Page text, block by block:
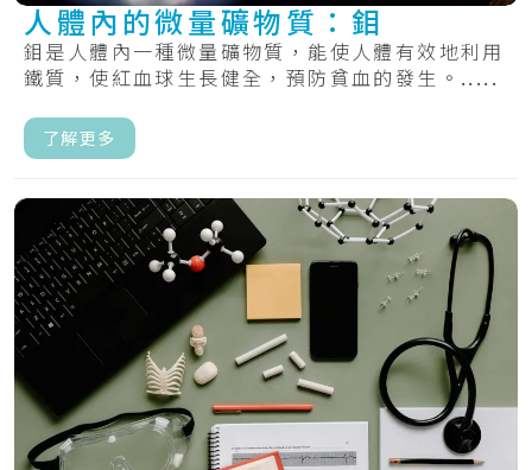
人體內的微量礦物質：鉬
鉬是人體內一種微量礦物質，能使人體有效地利用
鐵質，使紅血球生長健全，預防貧血的發生。.....
了解更多